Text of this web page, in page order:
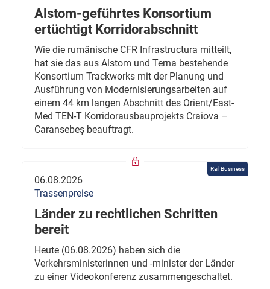
Alstom-geführtes Konsortium
ertüchtigt Korridorabschnitt
Wie die rumänische CFR Infrastructura mitteilt,
hat sie das aus Alstom und Terna bestehende
Konsortium Trackworks mit der Planung und
Ausführung von Modernisierungsarbeiten auf
einem 44 km langen Abschnitt des Orient/East-
Med TEN-T Korridorausbauprojekts Craiova –
Caransebeș beauftragt.
Rail Business
06.08.2026
Trassenpreise
Länder zu rechtlichen Schritten
bereit
Heute (06.08.2026) haben sich die
Verkehrsministerinnen und -minister der Länder
zu einer Videokonferenz zusammengeschaltet.